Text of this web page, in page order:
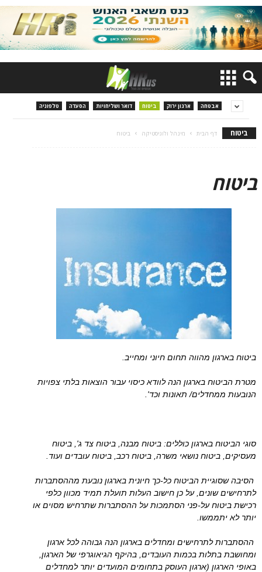
אבטחה ארגון ירוק ביטוח דואר ושליחויות הסעדה טלפוניה
ביטוח דף הבית מינהל ולוגיסטיקה ביטוח
ביטוח
ביטוח בארגון מהווה תחום חיוני ומחייב.
מטרת הביטוח בארגון הנה לוודא כיסוי עבור הוצאות בלתי צפויות
הנובעות ממחדלים/ תאונות וכד'.
סוגי הביטוח בארגון כוללים: ביטוח מבנה, ביטוח צד ג', ביטוח
מעסיקים, ביטוח נושאי משרה, ביטוח רכב, ביטוח עובדים ועוד.
הסיבה שסוגיית הביטוח כל-כך חיונית בארגון נובעת מההסתברות
לתרחישים שונים, על כן חישוב העלות תועלת תמיד מכוון כלפי
רכישת ביטוח על-פני הסתמכות על ההסתברות שתרחיש מסוים או
יותר לא יתממשו.
ההסתברות לתרחישים ומחדלים בארגון הנה גבוהה לכל ארגון
ומחושבת בתלות בכמות העובדים, בהיקף הגיאוגרפי של הארגון,
באופי הארגון (ארגון העוסק בתחומים המועדים יותר למחדלים